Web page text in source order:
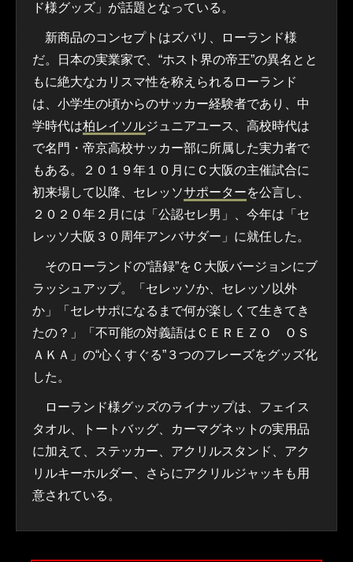
ド様グッズ」が話題となっている。
新商品のコンセプトはズバリ、ローランド様
だ。日本の実業家で、“ホスト界の帝王”の異名とと
もに絶大なカリスマ性を称えられるローランド
は、小学生の頃からのサッカー経験者であり、中
学時代は柏レイソルジュニアユース、高校時代は
で名門・帝京高校サッカー部に所属した実力者で
もある。２０１９年１０月にＣ大阪の主催試合に
初来場して以降、セレッソサポーターを公言し、
２０２０年２月には「公認セレ男」、今年は「セ
レッソ大阪３０周年アンバサダー」に就任した。
そのローランドの“語録”をＣ大阪バージョンにブ
ラッシュアップ。「セレッソか、セレッソ以外
か」「セレサポになるまで何が楽しくて生きてき
たの？」「不可能の対義語はＣＥＲＥＺＯ ＯＳ
ＡＫＡ」の“心くすぐる”３つのフレーズをグッズ化
した。
ローランド様グッズのライナップは、フェイス
タオル、トートバッグ、カーマグネットの実用品
に加えて、ステッカー、アクリルスタンド、アク
リルキーホルダー、さらにアクリルジャッキも用
意されている。